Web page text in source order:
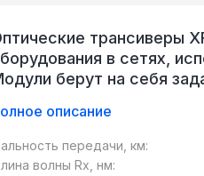
трансиверы
в сетях,
берут на себя
на скорости 10
описание
передачи, км:
волны Rx, нм: